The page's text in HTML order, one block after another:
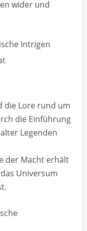
wider und
Intrigen
die Lore rund um
die Einführung
Legenden
der Macht erhält
Universum